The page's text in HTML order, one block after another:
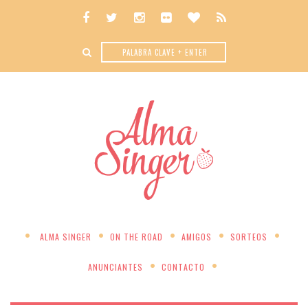
ALMA SINGER ON THE ROAD AMIGOS SORTEOS
ANUNCIANTES CONTACTO